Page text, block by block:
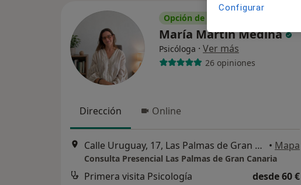
Opción de pago online
María Martín Medina
Psicóloga · Ver más
26 opiniones
Dirección Online
Calle Uruguay, 17, Las Palmas de Gran Canaria • Mapa
Consulta Presencial Las Palmas de Gran Canaria
Primera visita Psicología desde 60 €
Configurar